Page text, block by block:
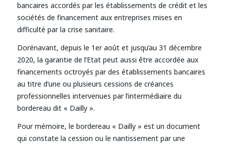
bancaires accordés par les établissements de crédit et les
sociétés de financement aux entreprises mises en
difficulté par la crise sanitaire.
Dorénavant, depuis le 1er août et jusqu’au 31 décembre
2020, la garantie de l’Etat peut aussi être accordée aux
financements octroyés par des établissements bancaires
au titre d’une ou plusieurs cessions de créances
professionnelles intervenues par l’intermédiaire du
bordereau dit « Dailly ».
Pour mémoire, le bordereau « Dailly » est un document
qui constate la cession ou le nantissement par une